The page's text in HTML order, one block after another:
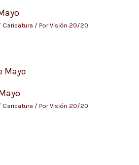
Caricatura / PorVisión 20/20
Caricatura / PorVisión 20/20